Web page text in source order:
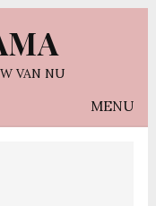
VAN NU
MENU